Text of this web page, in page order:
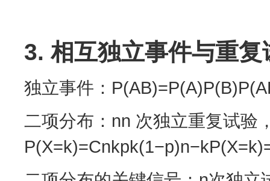
3. 相互独立事件与重复
独立事件：
二项分布：nn 次独立重复试验